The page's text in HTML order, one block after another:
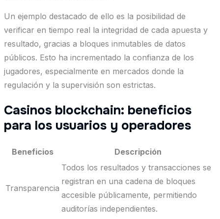
Un ejemplo destacado de ello es la posibilidad de
verificar en tiempo real la integridad de cada apuesta y
resultado, gracias a bloques inmutables de datos
públicos. Esto ha incrementado la confianza de los
jugadores, especialmente en mercados donde la
regulación y la supervisión son estrictas.
Casinos blockchain: beneficios
para los usuarios y operadores
Beneficios Descripción
Transparencia
Todos los resultados y transacciones se
registran en una cadena de bloques
accesible públicamente, permitiendo
auditorías independientes.